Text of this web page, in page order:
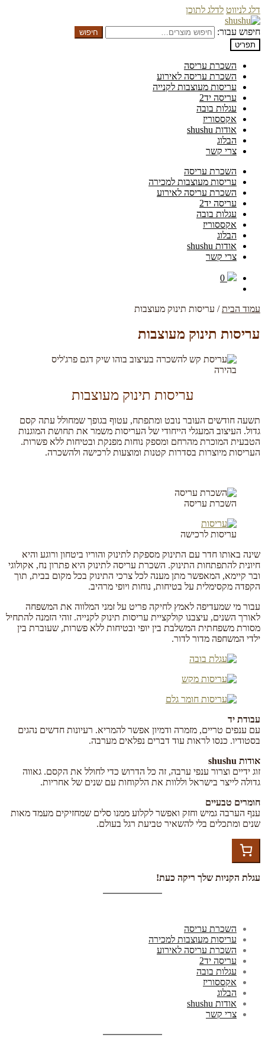
דלג לניווט לדלג לתוכן
חיפוש עבור:
חיפוש
תפריט
השכרת עריסה
השכרת עריסה לאירוע
עריסות מעוצבות לקנייה
עריסה יד2
עגלות בובה
אקססוריז
אודות shushu
הבלוג
צרי קשר
השכרת עריסה
עריסות מעוצבות למכירה
השכרת עריסה לאירוע
עריסה יד2
עגלות בובה
אקססוריז
הבלוג
אודות shushu
צרי קשר
0
עמוד הבית/ עריסות תינוק מעוצבות
עריסות תינוק מעוצבות
עריסות תינוק מעוצבות
תשעה חודשים העובר נובט ומתפתח, עטוף בגופך שמחולל עתה קסם
גדול. העיצוב המעגלי הייחודי של העריסות משמר את תחושת המוגנות
הטבעית המוכרת מהרחם ומספק נוחות מפנקת ובטיחות ללא פשרות.
העריסות מיוצרות בסדרות קטנות ומוצעות לרכישה ולהשכרה.
השכרת עריסה
עריסות לרכישה
שינה באותו חדר עם התינוק מספקת לתינוק והוריו ביטחון ורוגע והיא
חיונית להתפתחות התינוק. השכרת עריסה לתינוק היא פתרון נח, אקולוגי
ובר קיימא, המאפשר מתן מענה לכל צרכי התינוק בכל מקום בבית, תוך
הקפדה מקסימלית על בטיחות, נוחות ויופי מרהיב.
עבור מי שמעדיפה לאמץ לחיקה פריט על זמני המלווה את המשפחה
לאורך השנים, עיצבנו קולקציית עריסות תינוק לקנייה. זוהי הזמנה להתחיל
מסורת משפחתית המשלבת בין יופי ובטיחות ללא פשרות, שעוברת בין
ילדי המשחפה מדור לדור.
עבודת יד
עם ענפים טריים, מזמרה ודמיון אפשר להמריא. רעיונות חדשים נהגים
בסטודיו. כנסו לראות עוד דברים נפלאים מערבה.
אודות shushu
זוג ידיים וצרור ענפי ערבה, זה כל הדרוש כדי לחולל את הקסם. גאווה
גדולה לייצר בישראל וללוות את הלקוחות עם שנים של אחריות.
חומרים טבעיים
ענף הערבה גמיש וחזק ואפשר לקלוע ממנו סלים שמחזיקים מעמד מאות
שנים ומתכלים בלי להשאיר טביעת רגל בעולם.
עגלת הקניות שלך ריקה כעת!
השכרת עריסה
עריסות מעוצבות למכירה
השכרת עריסה לאירוע
עריסה יד2
עגלות בובה
אקססוריז
הבלוג
אודות shushu
צרי קשר